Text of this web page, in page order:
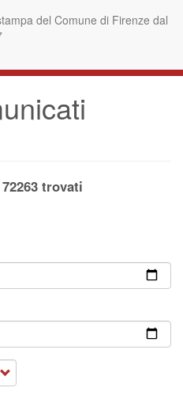
del Comune di Firenze dal
trovati